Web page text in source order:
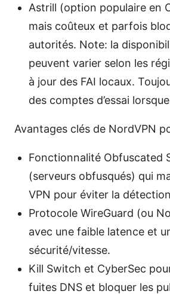
Astrill (option populaire en
mais coûteux et parfois
autorités. Note: la
peuvent varier selon les
à jour des FAI locaux.
des comptes d’essai
Avantages clés de NordVPN
Fonctionnalité Obfuscated
(serveurs obfusqués) qui
VPN pour éviter la
Protocole WireGuard (ou
avec une faible latence et
sécurité/vitesse.
Kill Switch et CyberSec
fuites DNS et bloquer les